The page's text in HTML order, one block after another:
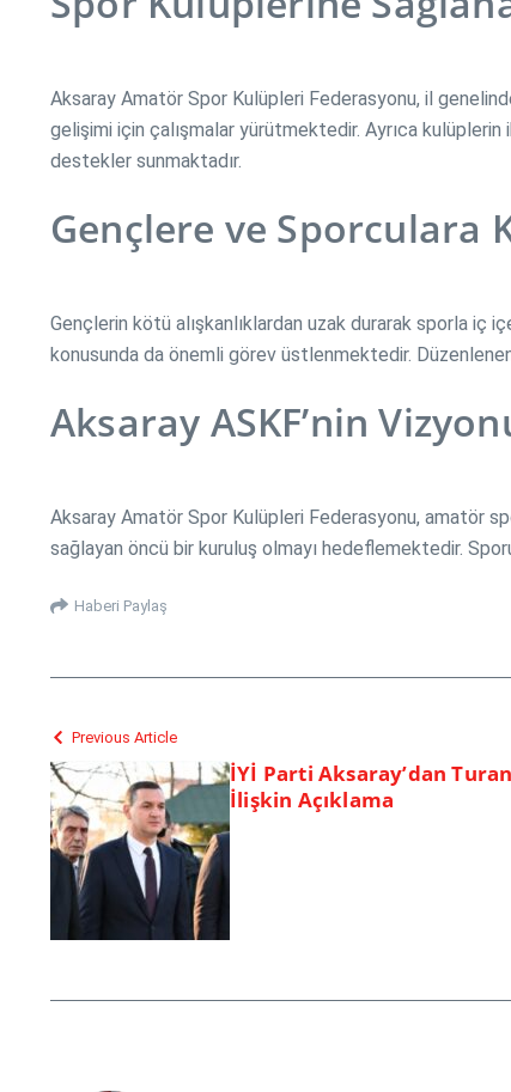
Aksaray Amatör Spor Kulüpleri Federasyonu, il
gelişimi için çalışmalar yürütmektedir. Ayrıca
destekler sunmaktadır.
Gençlere ve Sporculara
Gençlerin kötü alışkanlıklardan uzak durarak sporla iç
konusunda da önemli görev üstlenmektedir.
Aksaray ASKF’nin
Aksaray Amatör Spor Kulüpleri Federasyonu, amatör
sağlayan öncü bir kuruluş olmayı hedeflemektedir.
Haberi Paylaş
Previous Article
İYİ Parti Aksaray’dan
İlişkin Açıklama